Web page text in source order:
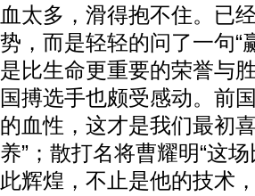
血太多，滑得抱不住。已
势，而是轻轻的问了一句“
是比生命更重要的荣誉与
国搏选手也颇受感动。前
的血性，这才是我们最初
养”；散打名将曹耀明“这
此辉煌，不止是他的技术